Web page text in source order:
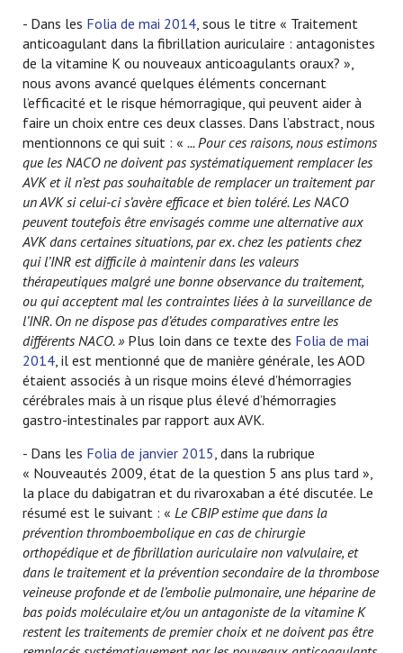
- Dans les Folia de mai 2014, sous le titre « Traitement
anticoagulant dans la fibrillation auriculaire : antagonistes
de la vitamine K ou nouveaux anticoagulants oraux? »,
nous avons avancé quelques éléments concernant
l’efficacité et le risque hémorragique, qui peuvent aider à
faire un choix entre ces deux classes. Dans l’abstract, nous
mentionnons ce qui suit : « ... Pour ces raisons, nous estimons
que les NACO ne doivent pas systématiquement remplacer les
AVK et il n’est pas souhaitable de remplacer un traitement par
un AVK si celui-ci s’avère efficace et bien toléré. Les NACO
peuvent toutefois être envisagés comme une alternative aux
AVK dans certaines situations, par ex. chez les patients chez
qui l’INR est difficile à maintenir dans les valeurs
thérapeutiques malgré une bonne observance du traitement,
ou qui acceptent mal les contraintes liées à la surveillance de
l’INR. On ne dispose pas d’études comparatives entre les
différents NACO. » Plus loin dans ce texte des Folia de mai
2014, il est mentionné que de manière générale, les AOD
étaient associés à un risque moins élevé d’hémorragies
cérébrales mais à un risque plus élevé d’hémorragies
gastro-intestinales par rapport aux AVK.
- Dans les Folia de janvier 2015, dans la rubrique
« Nouveautés 2009, état de la question 5 ans plus tard »,
la place du dabigatran et du rivaroxaban a été discutée. Le
résumé est le suivant : « Le CBIP estime que dans la
prévention thromboembolique en cas de chirurgie
orthopédique et de fibrillation auriculaire non valvulaire, et
dans le traitement et la prévention secondaire de la thrombose
veineuse profonde et de l’embolie pulmonaire, une héparine de
bas poids moléculaire et/ou un antagoniste de la vitamine K
restent les traitements de premier choix et ne doivent pas être